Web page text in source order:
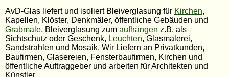
AvD-Glas liefert und isoliert Bleiverglasung für Kirchen,
Kapellen, Klöster, Denkmäler, öffentliche Gebäuden und
Grabmale, Bleiverglasung zum aufhängen z.B. als
Sichtschutz oder Geschenk, Leuchten, Glasmalerei,
Sandstrahlen und Mosaik. Wir Liefern an Privatkunden,
Baufirmen, Glasereien, Fensterbaufirmen, Kirchen und
öffentliche Auftraggeber und arbeiten für Architekten und
Künstler.